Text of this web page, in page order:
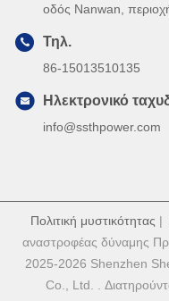
οδός Nanwan,
Τηλ.
86-15013510135
Ηλεκτρονικό
info@ssthpower.com
Πολιτική μυστικότητας |
αναστροφέας δύναμης
2025-2026 Shenzhen
Co., Ltd. .